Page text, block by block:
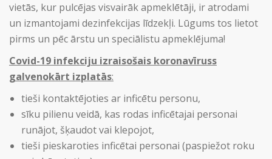
vietās, kur pulcējas visvairāk apmeklētāji, ir atrodami
un izmantojami dezinfekcijas līdzekļi. Lūgums tos lietot
pirms un pēc ārstu un speciālistu apmeklējuma!
Covid-19 infekciju izraisošais koronavīruss
galvenokārt izplatās:
tieši kontaktējoties ar inficētu personu,
sīku pilienu veidā, kas rodas inficētajai personai
runājot, šķaudot vai klepojot,
tieši pieskaroties inficētai personai (paspiežot roku